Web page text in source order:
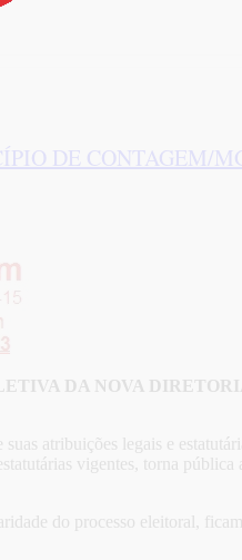
DE CONTAGEM/
DA NOVA
atribuições legais e
vigentes, torna
do processo eleitoral,